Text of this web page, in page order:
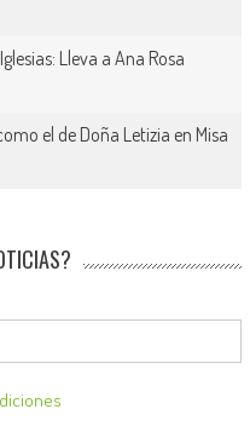
Lleva a Ana Rosa
el de Doña Letizia en Misa